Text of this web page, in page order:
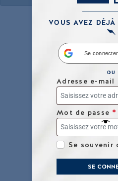
VOUS AVEZ
Se
OU
Adresse e-mail
Mot de passe *
Se souvenir
SE